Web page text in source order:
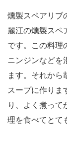
燻製スペアリブ
麗江の燻製スペ
です。この料理
ニンジンなどを
ます。それから
スープに作りま
り、よく煮って
理を食べてとて